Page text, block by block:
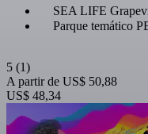
SEA LIFE
Parque temático
5 (1)
A partir de US$ 50,88
US$ 48,34